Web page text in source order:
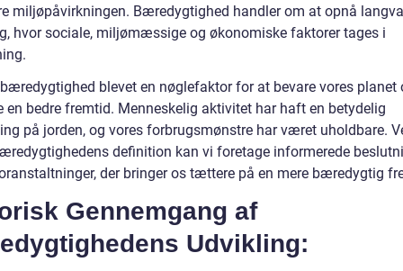
miljøpåvirkningen. Bæredygtighed handler om at opnå
hvor sociale, miljømæssige og økonomiske faktorer tages i
blevet en nøglefaktor for at bevare vores planet
en bedre fremtid. Menneskelig aktivitet har haft en betydelig
på jorden, og vores forbrugsmønstre har været uholdbare.
definition kan vi foretage informerede
der bringer os tættere på en mere bæredygtig
Gennemgang af
Udvikling: